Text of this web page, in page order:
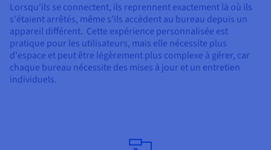
Lorsqu'ils se connectent, ils reprennent exactement là où ils
s'étaient arrêtés, même s'ils accèdent au bureau depuis un
appareil différent. Cette expérience personnalisée est
pratique pour les utilisateurs, mais elle nécessite plus
d'espace et peut être légèrement plus complexe à gérer, car
chaque bureau nécessite des mises à jour et un entretien
individuels.